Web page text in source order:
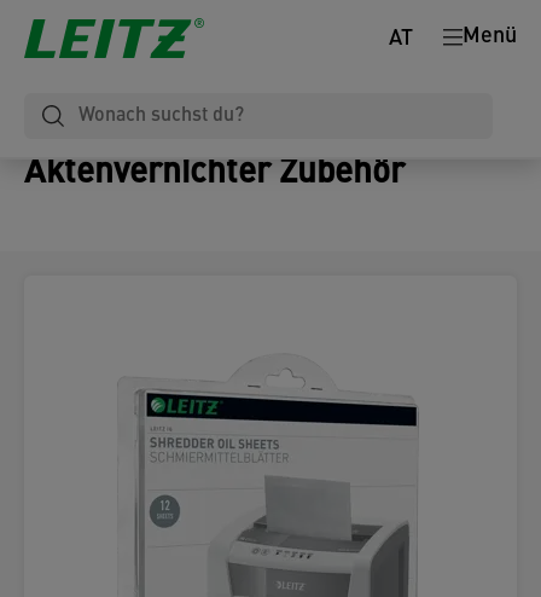
Menü
AT
Aktenvernichter Zubehör